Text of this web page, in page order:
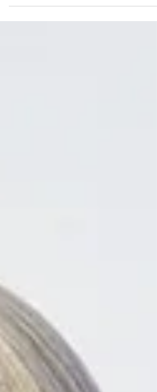
verwirklichen können.